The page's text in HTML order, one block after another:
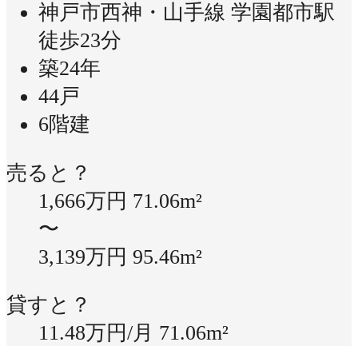
神戸市西神・山手線 学園都市駅
徒歩23分
築24年
44戸
6階建
売ると？
1,666万円 71.06m²
〜
3,139万円 95.46m²
貸すと？
11.48万円/月 71.06m²